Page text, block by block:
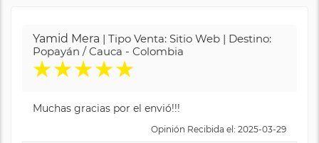
Yamid Mera | Tipo Venta: Sitio Web | Destino:
Popayán / Cauca - Colombia
★★★★★
Muchas gracias por el envió!!!
Opinión Recibida el: 2025-03-29